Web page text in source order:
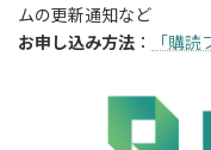
ムの更新通知など
お申し込み方法 ： 「購読